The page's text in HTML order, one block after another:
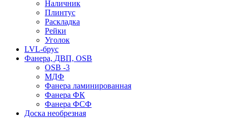
Наличник
Плинтус
Раскладка
Рейки
Уголок
LVL-брус
Фанера, ДВП, OSB
OSB -3
МДФ
Фанера ламинированная
Фанера ФК
Фанера ФСФ
Доска необрезная